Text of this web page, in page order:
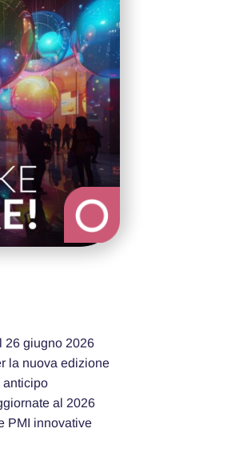
26 giugno 2026
la nuova edizione
anticipo
al 2026
PMI innovative